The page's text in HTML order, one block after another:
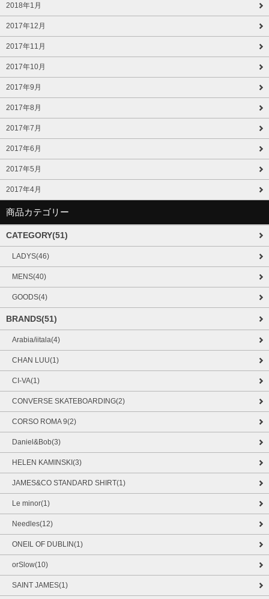
2018年1月
2017年12月
2017年11月
2017年10月
2017年9月
2017年8月
2017年7月
2017年6月
2017年5月
2017年4月
商品カテゴリー
CATEGORY(51)
LADYS(46)
MENS(40)
GOODS(4)
BRANDS(51)
Arabia/iitala(4)
CHAN LUU(1)
CI-VA(1)
CONVERSE SKATEBOARDING(2)
CORSO ROMA 9(2)
Daniel&Bob(3)
HELEN KAMINSKI(3)
JAMES&CO STANDARD SHIRT(1)
Le minor(1)
Needles(12)
ONEIL OF DUBLIN(1)
orSlow(10)
SAINT JAMES(1)